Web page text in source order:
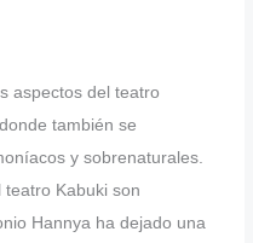
aspectos del teatro
también se
y sobrenaturales.
Kabuki son
Hannya ha dejado una